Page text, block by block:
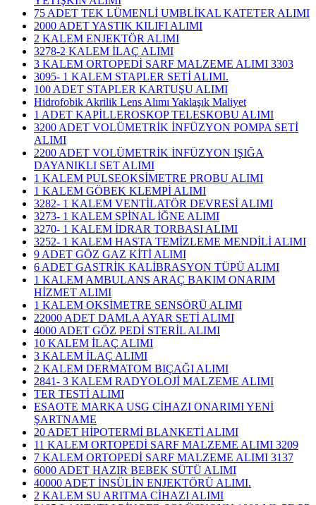
75 ADET TEK LÜMENLİ UMBLİKAL KATETER ALIMI
2000 ADET YASTIK KILIFI ALIMI
2 KALEM ENJEKTÖR ALIMI
3278-2 KALEM İLAÇ ALIMI
3 KALEM ORTOPEDİ SARF MALZEME ALIMI 3303
3095- 1 KALEM STAPLER SETİ ALIMI.
100 ADET STAPLER KARTUŞU ALIMI
Hidrofobik Akrilik Lens Alımı Yaklaşık Maliyet
1 ADET KAPİLLEROSKOP TELESKOBU ALIMI
3200 ADET VOLÜMETRİK İNFÜZYON POMPA SETİ
ALIMI
2200 ADET VOLÜMETRİK İNFÜZYON IŞIĞA
DAYANIKLI SET ALIMI
1 KALEM PULSEOKSİMETRE PROBU ALIMI
1 KALEM GÖBEK KLEMPİ ALIMI
3282- 1 KALEM VENTİLATÖR DEVRESİ ALIMI
3273- 1 KALEM SPİNAL İĞNE ALIMI
3270- 1 KALEM İDRAR TORBASI ALIMI
3252- 1 KALEM HASTA TEMİZLEME MENDİLİ ALIMI
9 ADET GÖZ GAZ KİTİ ALIMI
6 ADET GASTRİK KALİBRASYON TÜPÜ ALIMI
1 KALEM AMBULANS ARAÇ BAKIM ONARIM
HİZMET ALIMI
1 KALEM OKSİMETRE SENSÖRÜ ALIMI
22000 ADET DAMLA AYAR SETİ ALIMI
4000 ADET GÖZ PEDİ STERİL ALIMI
10 KALEM İLAÇ ALIMI
3 KALEM İLAÇ ALIMI
2 KALEM DERMATOM BIÇAĞI ALIMI
2841- 3 KALEM RADYOLOJİ MALZEME ALIMI
TER TESTİ ALIMI
ESAOTE MARKA USG CİHAZI ONARIMI YENİ
ŞARTNAME
20 ADET HİPOTERMİ BLANKETİ ALIMI
11 KALEM ORTOPEDİ SARF MALZEME ALIMI 3209
7 KALEM ORTOPEDİ SARF MALZEME ALIMI 3137
6000 ADET HAZIR BEBEK SÜTÜ ALIMI
40000 ADET İNSÜLİN ENJEKTÖRÜ ALIMI.
2 KALEM SU ARITMA CİHAZI ALIMI